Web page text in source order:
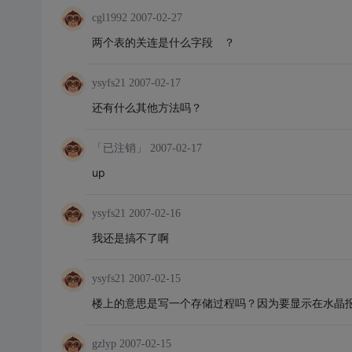
cgl1992 2007-02-27
两个表的关连是什么字段 ？
ysyfs21 2007-02-17
还有什么其他方法吗？
「已注销」 2007-02-17
up
ysyfs21 2007-02-16
我还是搞不了啊
ysyfs21 2007-02-15
楼上的意思是写一个存储过程吗？因为要显示在水晶
gzlyp 2007-02-15